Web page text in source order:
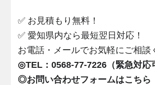
✅ お見積もり無料！
✅ 愛知県内なら最短翌日対応！
お電話・メールでお気軽にご相談
◎TEL：0568-77-7226（緊急対応
◎お問い合わせフォームはこち